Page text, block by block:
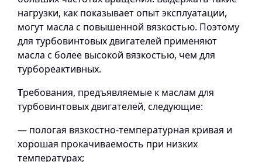
нагрузки, как показывает опыт эксплуатации,
могут масла с повышенной вязкостью. Поэтому
для турбовинтовых двигателей применяют
масла с более высокой вязкостью, чем для
турбореактивных.
Требования, предъявляемые к маслам для
турбовинтовых двигателей, следующие:
— пологая вязкостно-температурная кривая и
хорошая прокачиваемость при низких
температурах;